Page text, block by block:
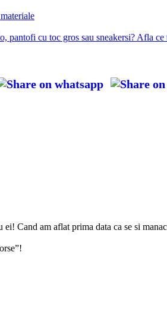
pantofi cu toc gros sau sneakersi? Afla
Cand am aflat prima data ca se si